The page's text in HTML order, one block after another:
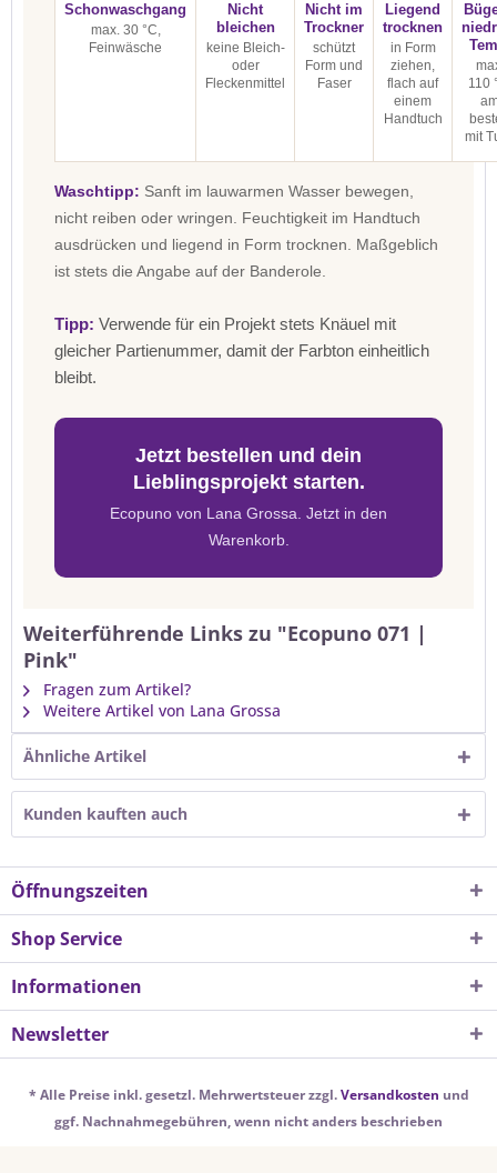
Schonwaschgang
max. 30 °C,
Feinwäsche
Nicht
bleichen
keine Bleich-
oder
Fleckenmittel
Nicht im
Trockner
schützt
Form und
Faser
Liegend
trocknen
in Form
ziehen,
flach auf
einem
Handtuch
110
mit
Waschtipp: Sanft im lauwarmen Wasser bewegen,
nicht reiben oder wringen. Feuchtigkeit im Handtuch
ausdrücken und liegend in Form trocknen. Maßgeblich
ist stets die Angabe auf der Banderole.
Tipp: Verwende für ein Projekt stets Knäuel mit
gleicher Partienummer, damit der Farbton einheitlich
bleibt.
Jetzt bestellen und dein
Lieblingsprojekt starten.
Ecopuno von Lana Grossa. Jetzt in den
Warenkorb.
Weiterführende Links zu "Ecopuno 071 |
Pink"
Fragen zum Artikel?
Weitere Artikel von Lana Grossa
Ähnliche Artikel
Kunden kauften auch
Öffnungszeiten
Shop Service
Informationen
Newsletter
* Alle Preise inkl. gesetzl. Mehrwertsteuer zzgl.Versandkosten und
ggf. Nachnahmegebühren, wenn nicht anders beschrieben